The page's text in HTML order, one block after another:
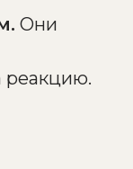
Они
реакцию.